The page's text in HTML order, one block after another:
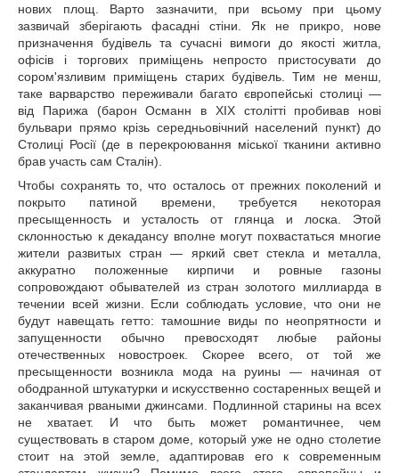
нових площ. Варто зазначити, при всьому при цьому
зазвичай зберігають фасадні стіни. Як не прикро, нове
призначення будівель та сучасні вимоги до якості житла,
офісів і торгових приміщень непросто пристосувати до
сором'язливим приміщень старих будівель. Тим не менш,
таке варварство переживали багато європейські столиці —
від Парижа (барон Османн в XIX столітті пробивав нові
бульвари прямо крізь середньовічний населений пункт) до
Столиці Росії (де в перекроювання міської тканини активно
брав участь сам Сталін).
Чтобы сохранять то, что осталось от прежних поколений и
покрыто патиной времени, требуется некоторая
пресыщенность и усталость от глянца и лоска. Этой
склонностью к декадансу вполне могут похвастаться многие
жители развитых стран — яркий свет стекла и металла,
аккуратно положенные кирпичи и ровные газоны
сопровождают обывателей из стран золотого миллиарда в
течении всей жизни. Если соблюдать условие, что они не
будут навещать гетто: тамошние виды по неопрятности и
запущенности обычно превосходят любые районы
отечественных новостроек. Скорее всего, от той же
пресыщенности возникла мода на руины — начиная от
ободранной штукатурки и искусственно состаренных вещей и
заканчивая рваными джинсами. Подлинной старины на всех
не хватает. И что быть может романтичнее, чем
существовать в старом доме, который уже не одно столетие
стоит на этой земле, адаптировав его к современным